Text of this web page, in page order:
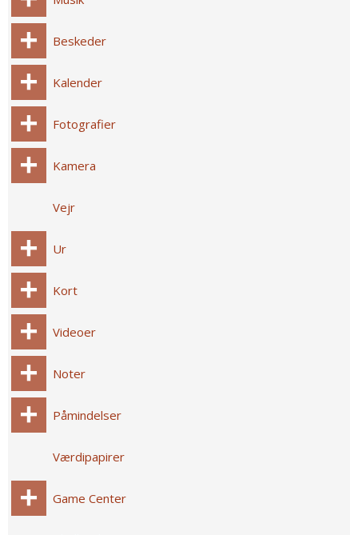
Beskeder
Kalender
Fotografier
Kamera
Vejr
Ur
Kort
Videoer
Noter
Påmindelser
Værdipapirer
Game Center